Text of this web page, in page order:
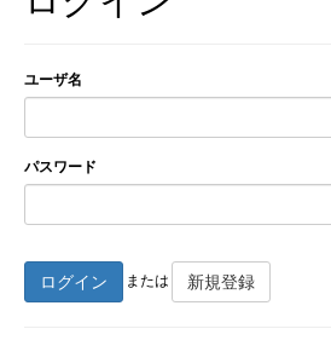
ユーザ名
パスワード
ログイン または 新規登録